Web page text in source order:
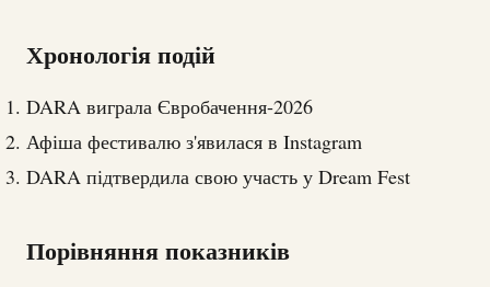
Хронологія подій
DARA виграла Євробачення-2026
Афіша фестивалю з'явилася в Instagram
DARA підтвердила свою участь у Dream Fest
Порівняння показників